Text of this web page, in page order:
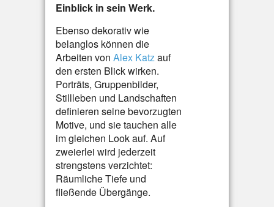
Einblick in sein Werk.
Ebenso dekorativ wie
belanglos können die
Arbeiten von Alex Katzauf
den ersten Blick wirken.
Porträts, Gruppenbilder,
Stillleben und Landschaften
definieren seine bevorzugten
Motive, und sie tauchen alle
im gleichen Look auf. Auf
zweierlei wird jederzeit
strengstens verzichtet:
Räumliche Tiefe und
fließende Übergänge.